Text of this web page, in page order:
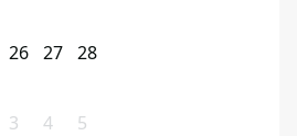
26 27 28
3 4 5